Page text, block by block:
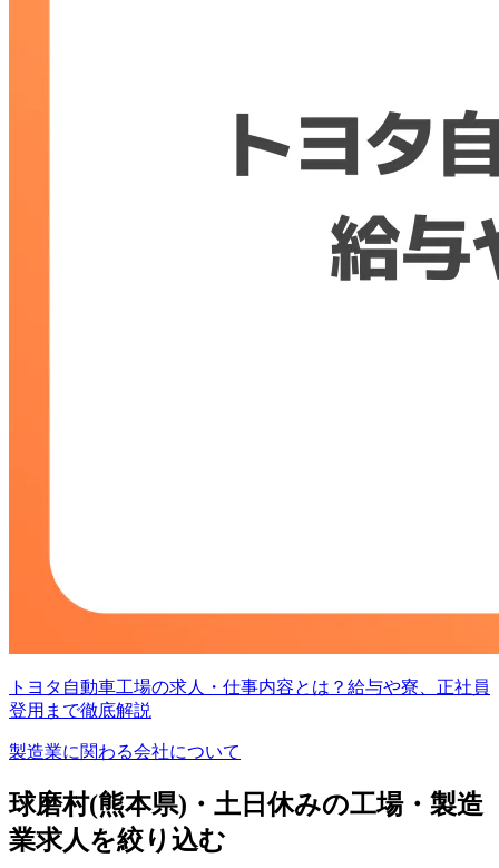
トヨタ自動車工場の求人・仕事内容とは？給与や寮、正社員
登用まで徹底解説
製造業に関わる会社について
球磨村(熊本県)・土日休みの工場・製造
業求人を絞り込む